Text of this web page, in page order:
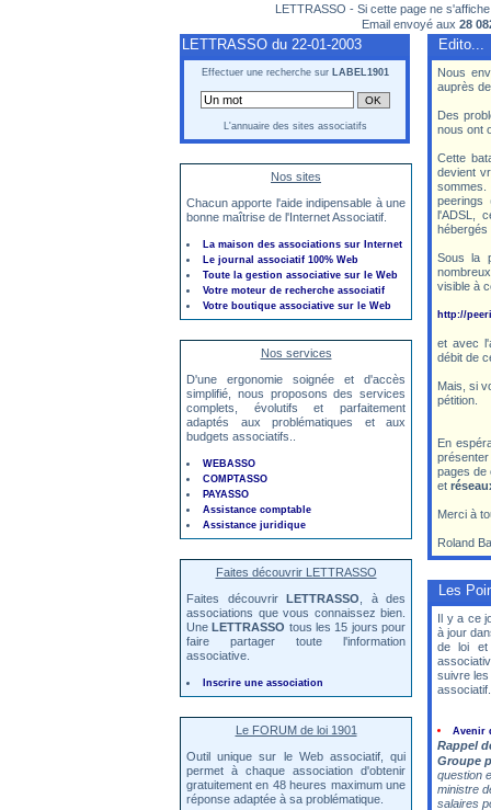
LETTRASSO - Si cette page ne
Email envoyé aux 28
LETTRASSO du 22-01-2003
Effectuer une recherche sur LABEL1901
L'annuaire des sites associatifs
Nos sites
Chacun apporte l'aide indipensable à une
bonne maîtrise de l'Internet Associatif.
La maison des associations sur Internet
Le journal associatif 100% Web
Toute la gestion associative sur le Web
Votre moteur de recherche associatif
Votre boutique associative sur le Web
Nos services
D'une ergonomie soignée et d'accès
simplifié, nous proposons des services
complets, évolutifs et parfaitement
adaptés aux problématiques et aux
budgets associatifs..
WEBASSO
COMPTASSO
PAYASSO
Assistance comptable
Assistance juridique
Faites découvrir LETTRASSO
Faites découvrir LETTRASSO , à des
associations que vous connaissez bien.
UneLETTRASSO tous les 15 jours pour
faire partager toute l'information
associative.
Inscrire une association
Le FORUM de loi 1901
Outil unique sur le Web associatif, qui
permet à chaque association d'obtenir
gratuitement en 48 heures maximum une
réponse adaptée à sa problématique.
Edito...
Nous
auprès
Des
nous ont
Cette
devient
peerings
l'ADSL,
hébergés
Sous la
visible à
http://
et avec
débit de
Mais, si
pétition.
En
pages de
et
Merci à
Roland
Les
Il y a ce
à jour
de loi et
suivre
associatif.
Avenir
Rappel
Groupe
question
ministre
salaires